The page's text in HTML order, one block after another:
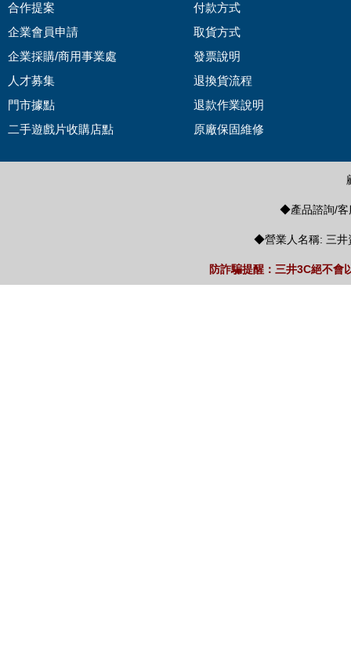
合作提案
企業會員申請
企業採購/商用事業處
人才募集
門市據點
二手遊戲片收購店點
付款方式
取貨方式
發票說明
退換貨流程
退款作業說明
原廠保固維修
◆產品諮詢/客
◆營業人名稱: 三井
防詐騙提醒：三井3C絕不會